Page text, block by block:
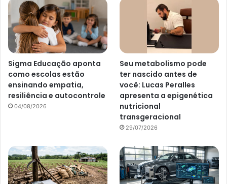
Sigma Educação aponta
como escolas estão
ensinando empatia,
resiliência e autocontrole
04/08/2026
Seu metabolismo pode
ter nascido antes de
você: Lucas Peralles
apresenta a epigenética
nutricional
transgeracional
29/07/2026